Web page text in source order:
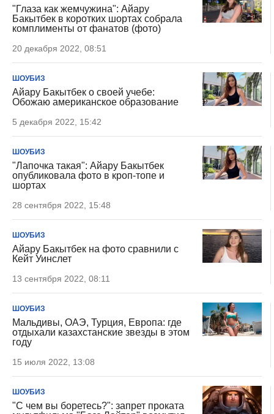
"Глаза как жемчужина": Айару
Бакытбек в коротких шортах собрала
комплименты от фанатов (фото)
20 декабря 2022, 08:51
ШОУБИЗ
Айару Бакытбек о своей учебе:
Обожаю американское образование
5 декабря 2022, 15:42
ШОУБИЗ
"Лапочка такая": Айару Бакытбек
опубликовала фото в кроп-топе и
шортах
28 сентября 2022, 15:48
ШОУБИЗ
Айару Бакытбек на фото сравнили с
Кейт Уинслет
13 сентября 2022, 08:11
ШОУБИЗ
Мальдивы, ОАЭ, Турция, Европа: где
отдыхали казахстанские звезды в этом
году
15 июля 2022, 13:08
ШОУБИЗ
"С чем вы боретесь?": запрет проката